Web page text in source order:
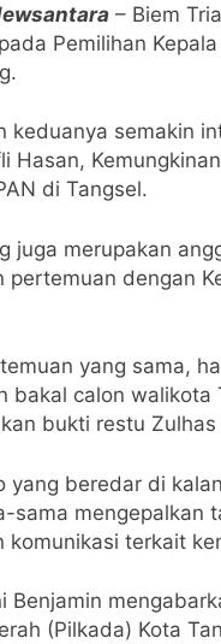
– Biem
Pemilihan
keduanya semakin
Hasan,
di Tangsel.
juga merupakan
pertemuan dengan
yang sama,
bakal calon
bukti restu
yang beredar di
sama mengepalkan
komunikasi terkait
Benjamin
(Pilkada) Kota